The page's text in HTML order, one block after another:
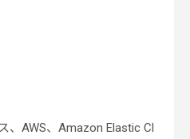
、AWS、Amazon Elastic Cl